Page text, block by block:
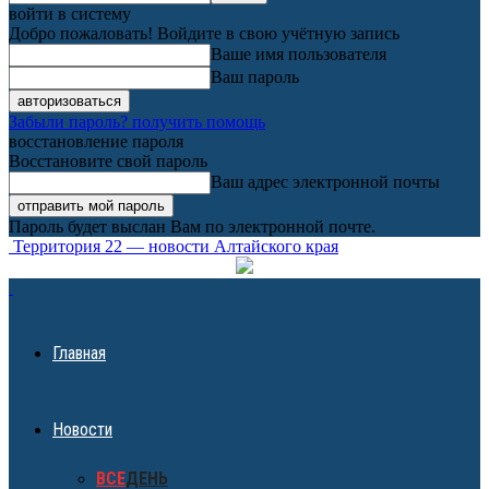
войти в систему
Добро пожаловать! Войдите в свою учётную запись
Ваше имя пользователя
Ваш пароль
Забыли пароль? получить помощь
восстановление пароля
Восстановите свой пароль
Ваш адрес электронной почты
Пароль будет выслан Вам по электронной почте.
Территория 22 — новости Алтайского края
Главная
Новости
ВСЕДЕНЬ